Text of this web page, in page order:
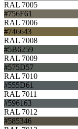
RAL 7005
#756F61
RAL 7006
#746643
RAL 7008
#5B6259
RAL 7009
#575D57
RAL 7010
#555D61
RAL 7011
#596163
RAL 7012
#585346